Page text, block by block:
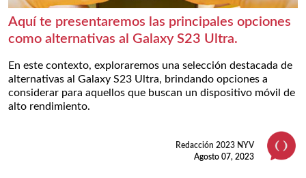
Aquí te presentaremos las principales opciones
como alternativas al Galaxy S23 Ultra.
En este contexto, exploraremos una selección destacada de
alternativas al Galaxy S23 Ultra, brindando opciones a
considerar para aquellos que buscan un dispositivo móvil de
alto rendimiento.
Redacción 2023 NYV
Agosto 07, 2023